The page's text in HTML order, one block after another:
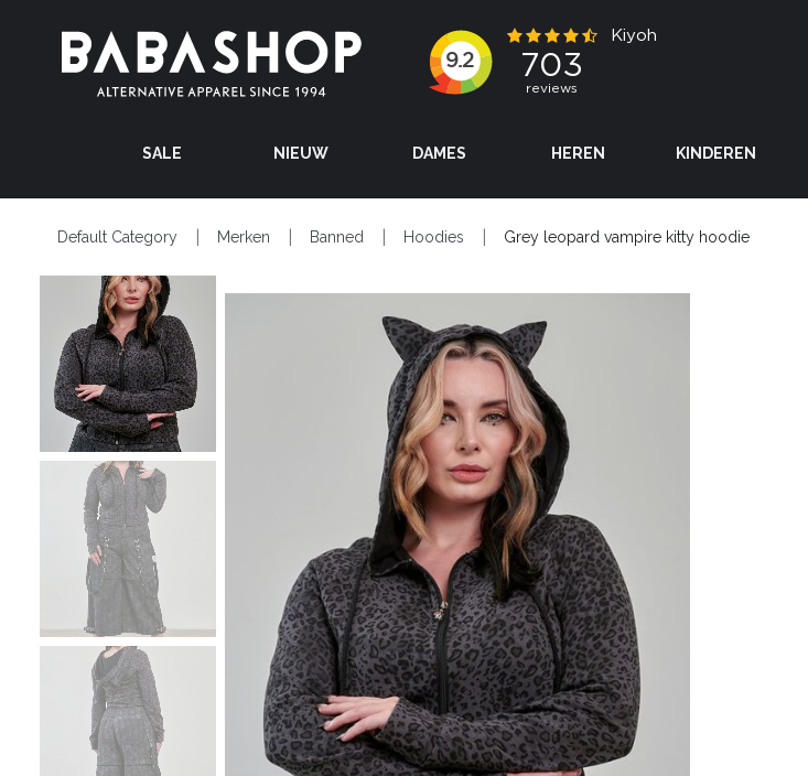
SALE NIEUW DAMES HEREN KINDEREN
Default Category Merken Banned Hoodies Grey leopard vampire kitty hoodie